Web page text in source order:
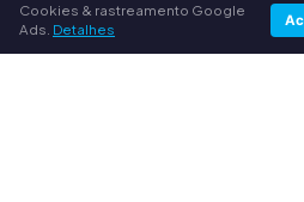
Pagamento antecipado por
Aconselhamento personalizado
Cookies & rastreamento Google
Ads. Detalhes